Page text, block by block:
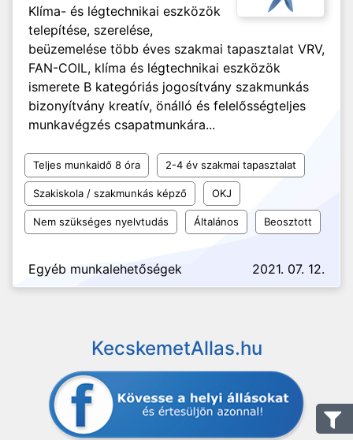
Klíma- és légtechnikai eszközök
telepítése, szerelése,
beüzemelése több éves szakmai tapasztalat VRV,
FAN-COIL, klíma és légtechnikai eszközök
ismerete B kategóriás jogosítvány szakmunkás
bizonyítvány kreatív, önálló és felelősségteljes
munkavégzés csapatmunkára...
Teljes munkaidő 8 óra 2-4 év szakmai tapasztalat
Szakiskola / szakmunkás képző OKJ
Nem szükséges nyelvtudás Általános Beosztott
Egyéb munkalehetőségek 2021. 07. 12.
KecskemetAllas.hu